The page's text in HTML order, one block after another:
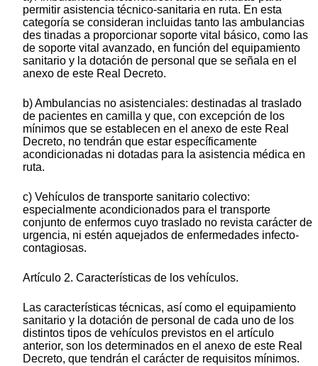
permitir asistencia técnico-sanitaria en ruta. En esta
categoría se consideran incluidas tanto las ambulancias
des tinadas a proporcionar soporte vital básico, como las
de soporte vital avanzado, en función del equipamiento
sanitario y la dotación de personal que se señala en el
anexo de este Real Decreto.
b) Ambulancias no asistenciales: destinadas al traslado
de pacientes en camilla y que, con excepción de los
mínimos que se establecen en el anexo de este Real
Decreto, no tendrán que estar específicamente
acondicionadas ni dotadas para la asistencia médica en
ruta.
c) Vehículos de transporte sanitario colectivo:
especialmente acondicionados para el transporte
conjunto de enfermos cuyo traslado no revista carácter de
urgencia, ni estén aquejados de enfermedades infecto-
contagiosas.
Artículo 2. Características de los vehículos.
Las características técnicas, así como el equipamiento
sanitario y la dotación de personal de cada uno de los
distintos tipos de vehículos previstos en el artículo
anterior, son los determinados en el anexo de este Real
Decreto, que tendrán el carácter de requisitos mínimos.